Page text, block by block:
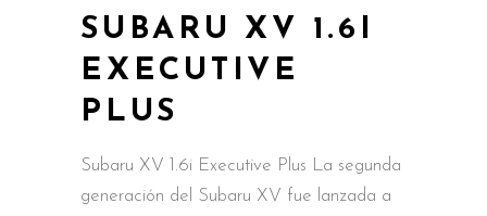
SUBARU XV 1.6I
EXECUTIVE
PLUS
Subaru XV 1.6i Executive Plus La segunda
generación del Subaru XV fue lanzada a